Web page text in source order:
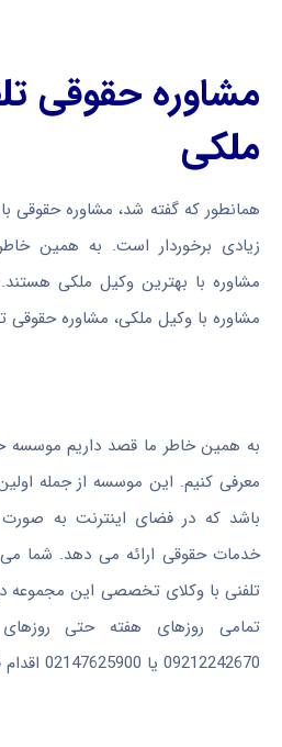
مشاوره حقوقی
ملکی
همانطور که گفته شد، مشاوره حقوقی
زیادی برخوردار است. به همین
مشاوره با بهترین وکیل ملکی
مشاوره با وکیل ملکی، مشاوره حقوقی
به همین خاطر ما قصد داریم موسسه
معرفی کنیم. این موسسه از جمله
باشد که در فضای اینترنت به
خدمات حقوقی ارائه می دهد. شما می
تلفنی با وکلای تخصصی این مجموعه
تمامی روزهای هفته حتی
09212242670 یا 02147625900 اقدام فرمایید.